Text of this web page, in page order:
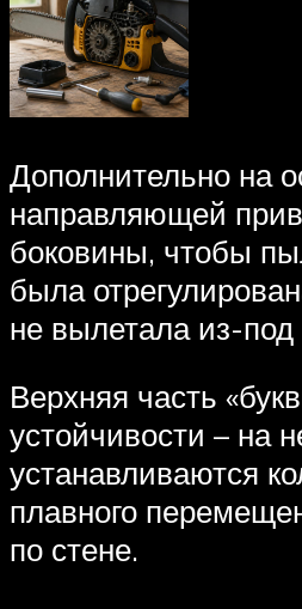
Дополнительно на
направляющей
боковины, чтобы
была
не вылетала из-под
Верхняя часть
устойчивости – на
устанавливаются
плавного
по стене.